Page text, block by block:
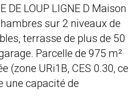
DE LOUP LIGNE D Maison
sur 2 niveaux de
terrasse de plus de 50
Parcelle de 975 m²
(zone URi1B, CES 0.30, ce
une capacité de